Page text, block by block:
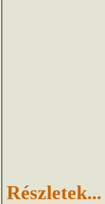
Részletek...